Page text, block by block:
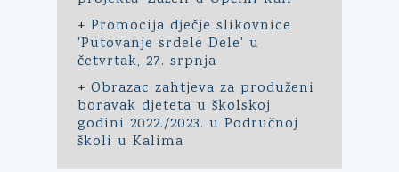
+ Promocija dječje slikovnice
'Putovanje srdele Dele' u
četvrtak, 27. srpnja
+ Obrazac zahtjeva za produženi
boravak djeteta u školskoj
godini 2022./2023. u Područnoj
školi u Kalima